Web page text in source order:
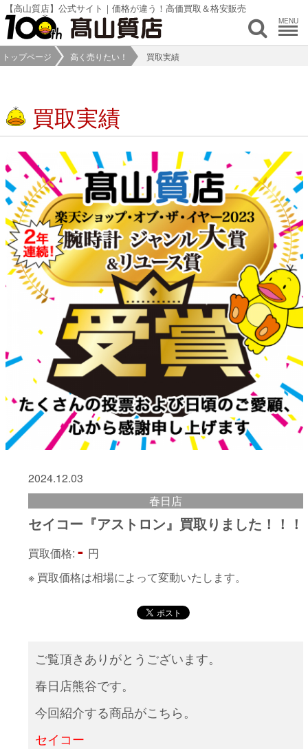
【高山質店】公式サイト｜価格が違う！高価買取＆格安販売
MENU
トップページ 高く売りたい！ 買取実績
買取実績
2024.12.03
春日店
セイコー『アストロン』買取りました！！！
買取価格: - 円
※ 買取価格は相場によって変動いたします。
ご覧頂きありがとうございます。
春日店熊谷です。
今回紹介する商品がこちら。
セイコー